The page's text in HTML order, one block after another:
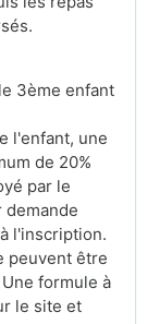
3ème enfant
l'enfant, une
de 20%
par le
l'inscription.
peuvent être
formule à
le site et